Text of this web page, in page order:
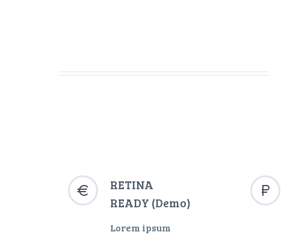


RETINA
READY (Demo)
Lorem ipsum

